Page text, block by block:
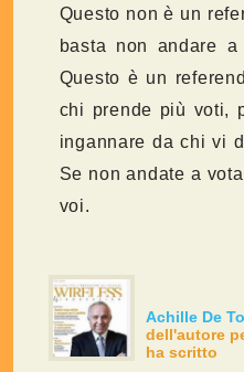
Questo non è un
basta non andare
Questo è un
chi prende più voti,
ingannare da chi vi
Se non andate a
voi.
Achille De
dell'autore
ha scritto